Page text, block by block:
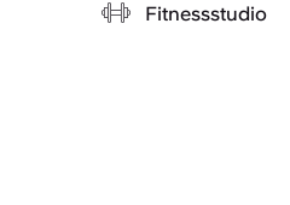
Fitnessstudio